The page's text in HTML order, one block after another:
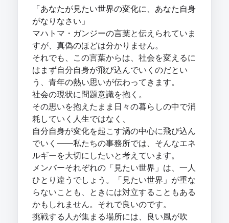
「あなたが見たい世界の変化に、あなた自身
がなりなさい」
マハトマ・ガンジーの言葉と伝えられていま
すが、真偽のほどは分かりません。
それでも、この言葉からは、社会を変えるに
はまず自分自身が飛び込んでいくのだとい
う、青年の熱い思いが伝わってきます。
社会の現状に問題意識を抱く。
その思いを抱えたまま日々の暮らしの中で消
耗していく人生ではなく、
自分自身が変化を起こす渦の中心に飛び込ん
でいく――私たちの事務所では、そんなエネ
ルギーを大切にしたいと考えています。
メンバーそれぞれの「見たい世界」は、一人
ひとり違うでしょう。「見たい世界」が重な
らないことも、ときには対立することもある
かもしれません。それで良いのです。
挑戦する人が集まる場所には、良い風が吹